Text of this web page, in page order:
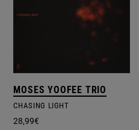
MOSES YOOFEE TRIO
CHASING LIGHT
28,99€